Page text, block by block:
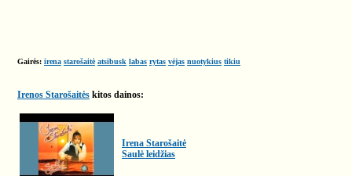
Gairės: irena starošaitė atsibusk labas rytas vėjas nuotykius tikiu
Irenos Starošaitės kitos dainos:
Irena Starošaitė
Saulė leidžias